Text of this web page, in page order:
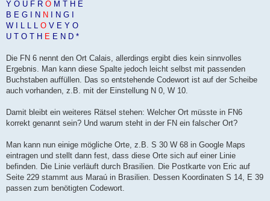
Y O U F R O M T H E
B E G I N N I N G I
W I L L L O V E Y O
U T O T H E E N D *
Die FN 6 nennt den Ort Calais, allerdings ergibt dies kein sinnvolles
Ergebnis. Man kann diese Spalte jedoch leicht selbst mit passenden
Buchstaben auffüllen. Das so entstehende Codewort ist auf der Scheibe
auch vorhanden, z.B. mit der Einstellung N 0, W 10.
Damit bleibt ein weiteres Rätsel stehen: Welcher Ort müsste in FN6
korrekt genannt sein? Und warum steht in der FN ein falscher Ort?
Man kann nun einige mögliche Orte, z.B. S 30 W 68 in Google Maps
eintragen und stellt dann fest, dass diese Orte sich auf einer Linie
befinden. Die Linie verläuft durch Brasilien. Die Postkarte von Eric auf
Seite 229 stammt aus Maraú in Brasilien. Dessen Koordinaten S 14, E 39
passen zum benötigten Codewort.